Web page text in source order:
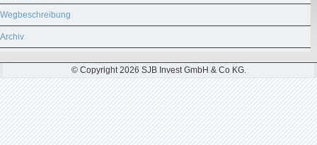
Wegbeschreibung
Archiv
© Copyright 2026 SJB Invest GmbH & Co KG.